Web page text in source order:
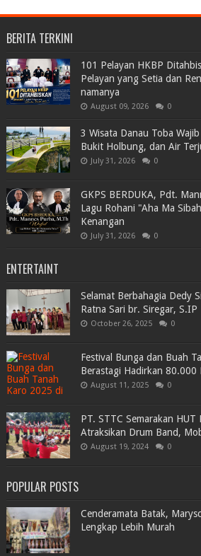
BERITA TERKINI
101 Pelayan HKBP
Pelayan yang Setia dan
namanya
August 09, 2026 0
3 Wisata Danau Toba
Bukit Holbung, dan Air
July 31, 2026 0
GKPS BERDUKA, Pdt.
Lagu Rohani "Aha Ma
Kenangan
July 31, 2026 0
ENTERTAINT
Selamat Berbahagia Dedy
Ratna Sari br. Siregar, S.IP
October 26, 2025 0
Festival Bunga dan Buah
Berastagi Hadirkan 80.000
August 11, 2025 0
PT. STTC Semarakan HUT
Atraksikan Drum Band,
August 19, 2024 0
POPULAR POSTS
Cenderamata Batak,
Lengkap Lebih Murah